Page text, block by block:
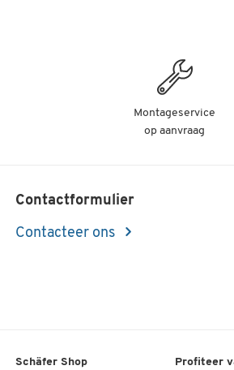
Montageservice
op aanvraag
Contactformulier
Contacteer ons
Schäfer Shop Profiteer